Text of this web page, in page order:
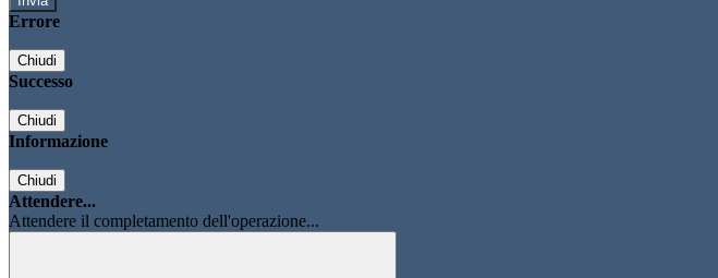
Errore
Chiudi
Successo
Chiudi
Informazione
Chiudi
Attendere...
Attendere il completamento dell'operazione...